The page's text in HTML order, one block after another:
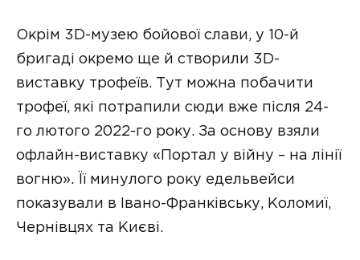
Окрім 3D-музею бойової слави, у 10-й
бригаді окремо ще й створили 3D-
виставку трофеїв. Тут можна побачити
трофеї, які потрапили сюди вже після 24-
го лютого 2022-го року. За основу взяли
офлайн-виставку «Портал у війну – на лінії
вогню». Її минулого року едельвейси
показували в Івано-Франківську, Коломиї,
Чернівцях та Києві.